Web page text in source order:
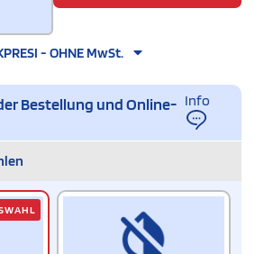
- OHNE MwSt.
Bestellung und Online- Info